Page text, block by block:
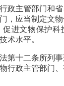
政主管部门和
，应当制定文
进文物保护科
术水平。
第十二条所列
行政主管部门